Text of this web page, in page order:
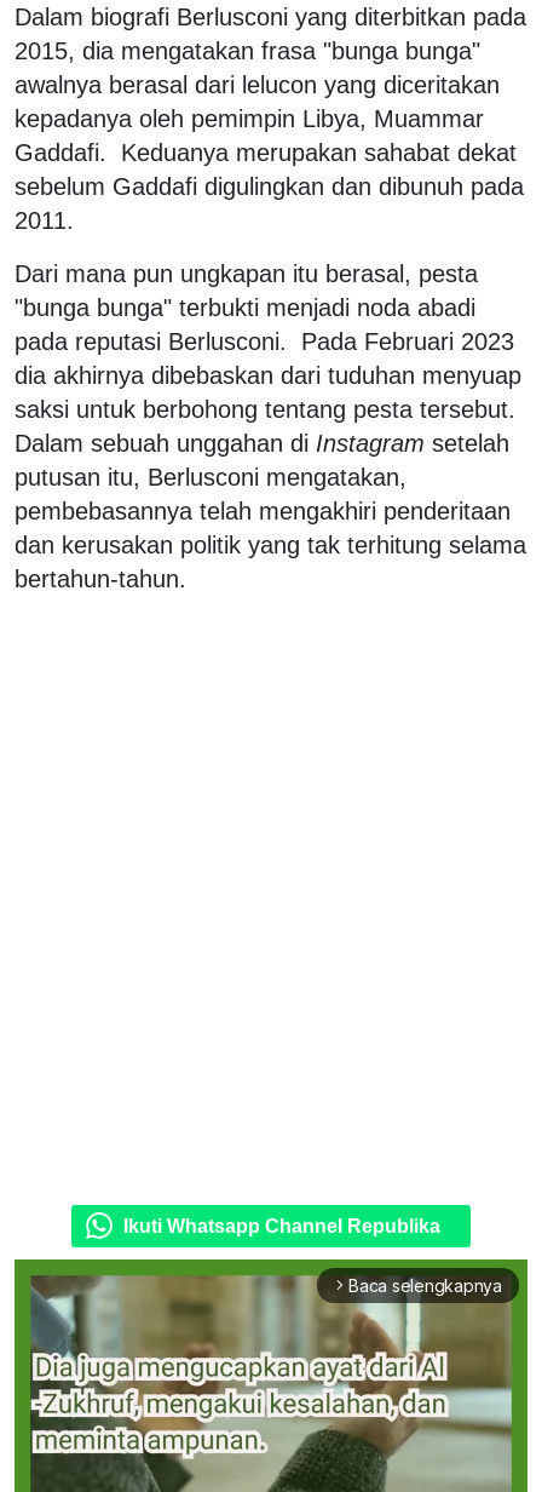
Dalam biografi Berlusconi yang diterbitkan pada
2015, dia mengatakan frasa "bunga bunga"
awalnya berasal dari lelucon yang diceritakan
kepadanya oleh pemimpin Libya, Muammar
Gaddafi. Keduanya merupakan sahabat dekat
sebelum Gaddafi digulingkan dan dibunuh pada
2011.
Dari mana pun ungkapan itu berasal, pesta
"bunga bunga" terbukti menjadi noda abadi
pada reputasi Berlusconi. Pada Februari 2023
dia akhirnya dibebaskan dari tuduhan menyuap
saksi untuk berbohong tentang pesta tersebut.
Dalam sebuah unggahan di Instagram setelah
putusan itu, Berlusconi mengatakan,
pembebasannya telah mengakhiri penderitaan
dan kerusakan politik yang tak terhitung selama
bertahun-tahun.
Ikuti Whatsapp Channel Republika
arrow_forward_ios Baca selengkapnya